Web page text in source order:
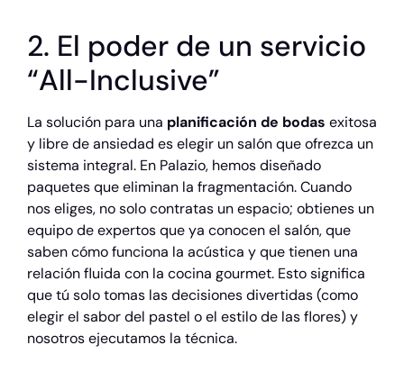
2. El poder de un servicio
“All-Inclusive”
La solución para una planificación de bodas exitosa
y libre de ansiedad es elegir un salón que ofrezca un
sistema integral. En Palazio, hemos diseñado
paquetes que eliminan la fragmentación. Cuando
nos eliges, no solo contratas un espacio; obtienes un
equipo de expertos que ya conocen el salón, que
saben cómo funciona la acústica y que tienen una
relación fluida con la cocina gourmet. Esto significa
que tú solo tomas las decisiones divertidas (como
elegir el sabor del pastel o el estilo de las flores) y
nosotros ejecutamos la técnica.